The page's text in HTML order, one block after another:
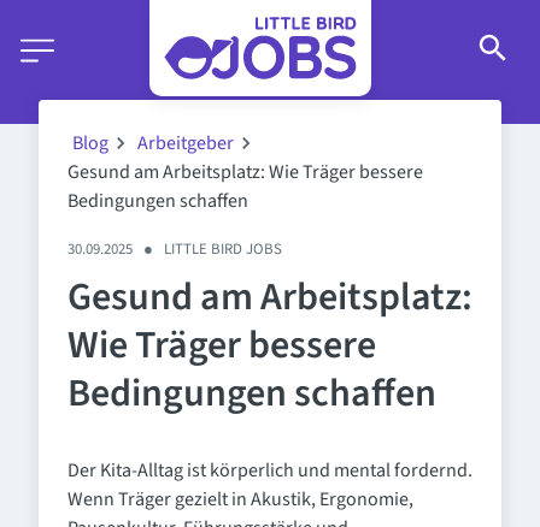
Blog
Arbeitgeber
Gesund am Arbeitsplatz: Wie Träger bessere
Bedingungen schaffen
30.09.2025 ● LITTLE BIRD JOBS
Gesund am Arbeitsplatz:
Wie Träger bessere
Bedingungen schaffen
Der Kita-Alltag ist körperlich und mental fordernd.
Wenn Träger gezielt in Akustik, Ergonomie,